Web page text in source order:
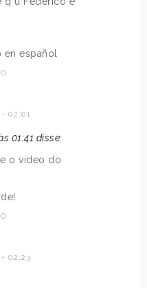
español
- 02:01
01:41 disse:
o video do
- 02:23